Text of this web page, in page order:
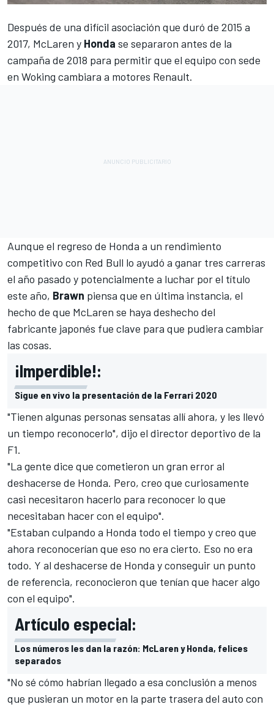
Después de una difícil asociación que duró de 2015 a
2017, McLaren y Honda se separaron antes de la
campaña de 2018 para permitir que el equipo con sede
en Woking cambiara a motores Renault.
Aunque el regreso de Honda a un rendimiento
competitivo con Red Bull lo ayudó a ganar tres carreras
el año pasado y potencialmente a luchar por el título
este año, Brawn piensa que en última instancia, el
hecho de que McLaren se haya deshecho del
fabricante japonés fue clave para que pudiera cambiar
las cosas.
¡Imperdible!:
Sigue en vivo la presentación de la Ferrari 2020
"Tienen algunas personas sensatas allí ahora, y les llevó
un tiempo reconocerlo", dijo el director deportivo de la
F1.
"La gente dice que cometieron un gran error al
deshacerse de Honda. Pero, creo que curiosamente
casi necesitaron hacerlo para reconocer lo que
necesitaban hacer con el equipo".
"Estaban culpando a Honda todo el tiempo y creo que
ahora reconocerían que eso no era cierto. Eso no era
todo. Y al deshacerse de Honda y conseguir un punto
de referencia, reconocieron que tenían que hacer algo
con el equipo".
Artículo especial:
Los números les dan la razón: McLaren y Honda, felices
separados
"No sé cómo habrían llegado a esa conclusión a menos
que pusieran un motor en la parte trasera del auto con